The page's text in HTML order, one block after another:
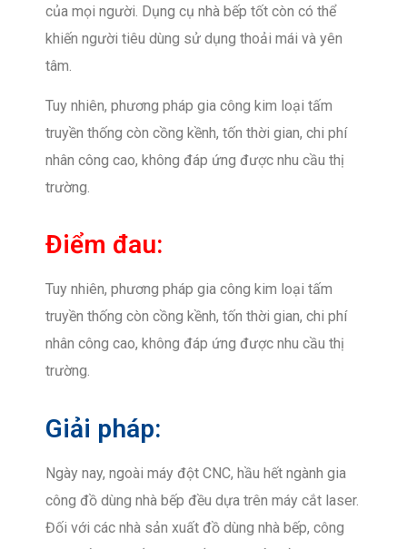
của mọi người. Dụng cụ nhà bếp tốt còn có thể
khiến người tiêu dùng sử dụng thoải mái và yên
tâm.
Tuy nhiên, phương pháp gia công kim loại tấm
truyền thống còn cồng kềnh, tốn thời gian, chi phí
nhân công cao, không đáp ứng được nhu cầu thị
trường.
Điểm đau:
Tuy nhiên, phương pháp gia công kim loại tấm
truyền thống còn cồng kềnh, tốn thời gian, chi phí
nhân công cao, không đáp ứng được nhu cầu thị
trường.
Giải pháp:
Ngày nay, ngoài máy đột CNC, hầu hết ngành gia
công đồ dùng nhà bếp đều dựa trên máy cắt laser.
Đối với các nhà sản xuất đồ dùng nhà bếp, công